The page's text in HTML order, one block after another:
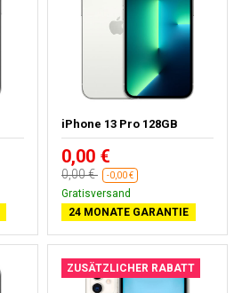
iPhone 13 Pro 128GB
0,00 €
0,00 € -0,00 €
Gratisversand
24 MONATE GARANTIE
ZUSÄTZLICHER RABATT